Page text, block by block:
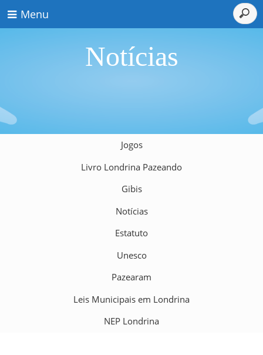
Menu
Notícias
Jogos
Livro Londrina Pazeando
Gibis
Notícias
Estatuto
Unesco
Pazearam
Leis Municipais em Londrina
NEP Londrina